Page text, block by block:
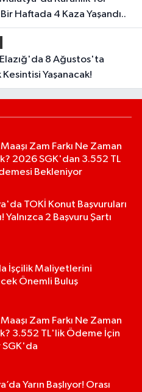
Haftada 4 Kaza Yaşandı..
Kesintisi Yaşanacak!
Zam Farkı Ne Zaman
2026 SGK'dan 3.552 TL
Bekleniyor
TOKİ Konut Başvuruları
Yalnızca 2 Başvuru Şartı
İşçilik Maliyetlerini
Önemli Buluş
Zam Farkı Ne Zaman
3.552 TL'lik Ödeme İçin
SGK'da
Yarın Başlıyor! Orası